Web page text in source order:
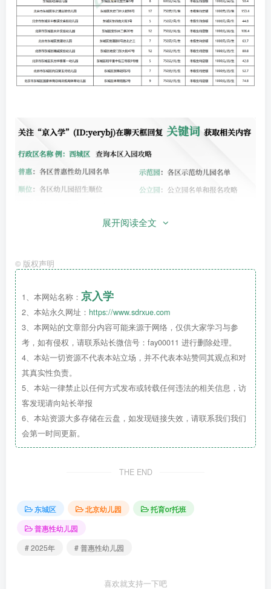
展开阅读全文
© 版权声明
1、本网站名称： 京入学
2、本站永久网址： https://www.sdrxue.com
3、本网站的文章部分内容可能来源于网络，仅供大家学习与参
考，如有侵权，请联系站长微信号：fay00011 进行删除处理。
4、本站一切资源不代表本站立场，并不代表本站赞同其观点和对
其真实性负责。
5、本站一律禁止以任何方式发布或转载任何违法的相关信息，访
客发现请向站长举报
6、本站资源大多存储在云盘，如发现链接失效，请联系我们我们
会第一时间更新。
THE END
东城区 北京幼儿园
托育or托班
普惠性幼儿园
# 2025年
# 普惠性幼儿园
喜欢就支持一下吧